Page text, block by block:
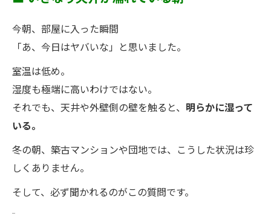
今朝、部屋に入った瞬間
「あ、今日はヤバいな」と思いました。
室温は低め。
湿度も極端に高いわけではない。
それでも、天井や外壁側の壁を触ると、 明らかに湿って
いる。
冬の朝、築古マンションや団地では、こうした状況は珍
しくありません。
そして、必ず聞かれるのがこの質問です。